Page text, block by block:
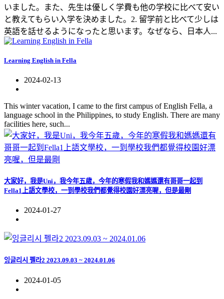
いました。また、先生は優しく学費も他の学校に比べて安い
と教えてもらい入学を決めました。2. 留学前と比べて少しは
英語を話せるようになったと思います。なぜなら、日本人...
Learning English in Fella
2024-02-13
This winter vacation, I came to the first campus of English Fella, a
language school in the Philippines, to study English. There are many
facilities here, such...
大家好，我是Uni，我今年五歲，今年的寒假我和媽媽還有哥哥一起到
Fella1上語文學校，一到學校我們都覺得校園好漂亮喔，但是最剛
2024-01-27
잉글리시 펠라2 2023.09.03 ~ 2024.01.06
2024-01-05